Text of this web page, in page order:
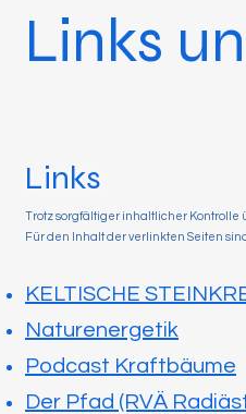
Links
Links
Trotz sorgfältiger inhaltlicher Kontrolle
Für den Inhalt der verlinkten Seiten
KELTISCHE
Naturenergetik
Podcast Kraftbäume
Der Pfad (RVÄ